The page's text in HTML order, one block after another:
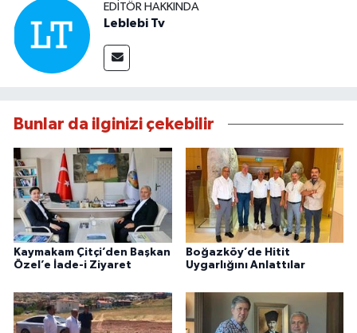
EDITÖR HAKKINDA
Leblebi Tv
Bunlar da ilginizi çekebilir
Kaymakam Çitçi’den Başkan
Özel’e İade-i Ziyaret
Boğazköy’de Hitit
Uygarlığını Anlattılar